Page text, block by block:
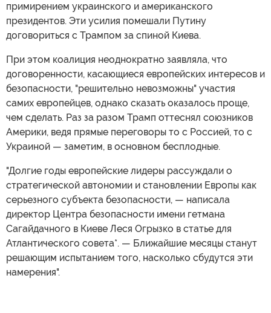
примирением украинского и американского
президентов. Эти усилия помешали Путину
договориться с Трампом за спиной Киева.
При этом коалиция неоднократно заявляла, что
договоренности, касающиеся европейских интересов и
безопасности, "решительно невозможны" участия
самих европейцев, однако сказать оказалось проще,
чем сделать. Раз за разом Трамп оттеснял союзников
Америки, ведя прямые переговоры то с Россией, то с
Украиной — заметим, в основном бесплодные.
"Долгие годы европейские лидеры рассуждали о
стратегической автономии и становлении Европы как
серьезного субъекта безопасности, — написала
директор Центра безопасности имени гетмана
Сагайдачного в Киеве Леся Огрызко в статье для
Атлантического совета*. — Ближайшие месяцы станут
решающим испытанием того, насколько сбудутся эти
намерения".